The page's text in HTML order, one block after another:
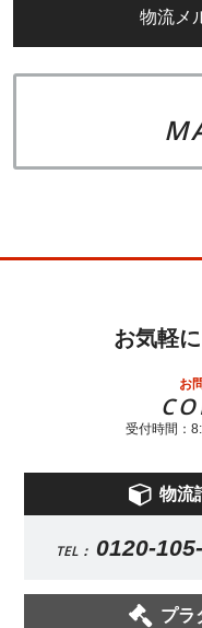
物流メ
お気軽
お
受付時間：
物流
TEL： 0120-
プラ